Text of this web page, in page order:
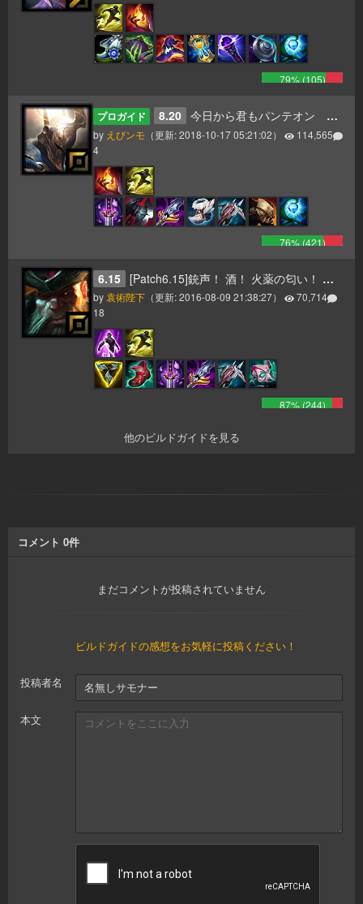
79% (105)
プロガイド 8.20 今日から君もパンテオン 更新8.20
by えびンモ （更新:2018-10-17 05:21:02）
114,565
4
76% (421)
6.15 [Patch6.15]銃声！ 酒！ 火薬の匂い！ そして一斉砲撃のお知らせだ！ ヤーハハーハー！
by 袁術陛下 （更新:2016-08-09 21:38:27）
70,714
18
87% (244)
他のビルドガイドを見る
コメント 0件
まだコメントが投稿されていません
ビルドガイドの感想をお気軽に投稿ください！
投稿者名
本文